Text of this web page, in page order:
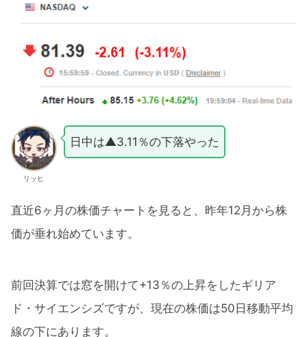
リッヒ
日中は▲3.11％の下落やった
直近6ヶ月の株価チャートを見ると、昨年12月から株
価が垂れ始めています。
前回決算では窓を開けて+13％の上昇をしたギリア
ド・サイエンシズですが、現在の株価は50日移動平均
線の下にあります。